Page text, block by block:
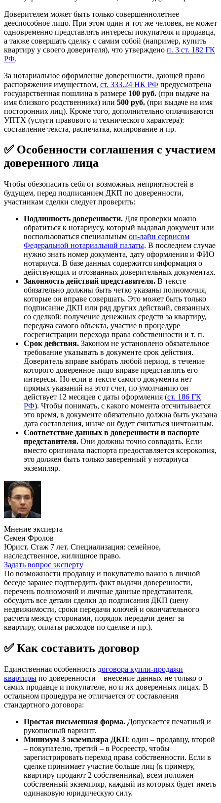
Доверителем может быть только совершеннолетнее
дееспособное лицо. При этом один и тот же человек, не может
одновременно представлять интересы покупателя и продавца,
а также совершать сделку с самим собой (например, купить
квартиру у своего доверителя), что утверждено п. 3 ст. 182 ГК
РФ.
За нотариальное оформление доверенности, дающей право
распоряжения имуществом, ст. 333.24 НК РФ предусмотрена
государственная пошлина в размере 100 руб. (при выдаче на
имя близкого родственника) или 500 руб. (при выдаче на имя
посторонних лиц). Кроме того, дополнительно оплачиваются
УПТХ (услуги правового и технического характера):
составление текста, распечатка, копирование и пр.
✅ Особенности соглашения с участием
доверенного лица
Чтобы обезопасить себя от возможных неприятностей в
будущем, перед подписанием ДКП по доверенности,
участникам сделки следует проверить:
Подлинность доверенности. Для проверки можно
обратиться к нотариусу, который выдавал документ или
воспользоваться специальным он-лайн сервисом
Федеральной нотариальной палаты. В последнем случае
нужно знать номер документа, дату оформления и ФИО
нотариуса. В базе данных содержится информация о
действующих и отозванных доверительных документах.
Законность действий представителя. В тексте
обязательно должны быть четко указаны полномочия,
которые он вправе совершать. Это может быть только
подписание ДКП или ряд других действий, связанных
со сделкой: получение денежных средств за квартиру,
передача самого объекта, участие в процедуре
госрегистрации перехода права собственности и т. п.
Срок действия. Законом не установлено обязательное
требование указывать в документе срок действия.
Доверитель вправе выбрать любой период, в течение
которого доверенное лицо вправе представлять его
интересы. Но если в тексте самого документа нет
прямых указаний на этот счет, по умолчанию он
действует 12 месяцев с даты оформления (ст. 186 ГК
РФ). Чтобы понимать, с какого момента отсчитывается
это время, в документе обязательно должна быть указана
дата составления, иначе он будет считаться ничтожным.
Соответствие данных в доверенности и паспорте
представителя. Они должны точно совпадать. Если
вместо оригинала паспорта предоставляется ксерокопия,
это должен быть только заверенный у нотариуса
экземпляр.
Мнение эксперта
Семен Фролов
Юрист. Стаж 7 лет. Специализация: семейное,
наследственное, жилищное право.
Задать вопрос эксперту
По возможности продавцу и покупателю важно в личной
беседе заранее подтвердить факт выдачи доверенности,
перечень полномочий и личные данные представителя,
обсудить все детали сделки до подписания ДКП (цену
недвижимости, сроки передачи ключей и окончательного
расчета между сторонами, порядок передачи денег за
квартиру, оплаты расходов по сделке и пр.).
✅ Как составить договор
Единственная особенность договора купли-продажи
квартиры по доверенности – внесение данных не только о
самих продавце и покупателе, но и их доверенных лицах. В
остальном процедура не отличается от составления
стандартного договора:
Простая письменная форма. Допускается печатный и
рукописный вариант.
Минимум 3 экземпляра ДКП: один – продавцу, второй
– покупателю, третий – в Росреестр, чтобы
зарегистрировать переход права собственности. Если в
сделке принимает участие больше лиц (к примеру,
квартиру продают 2 собственника), всем положен
собственный экземпляр, каждый из которых будет иметь
одинаковую юридическую силу.